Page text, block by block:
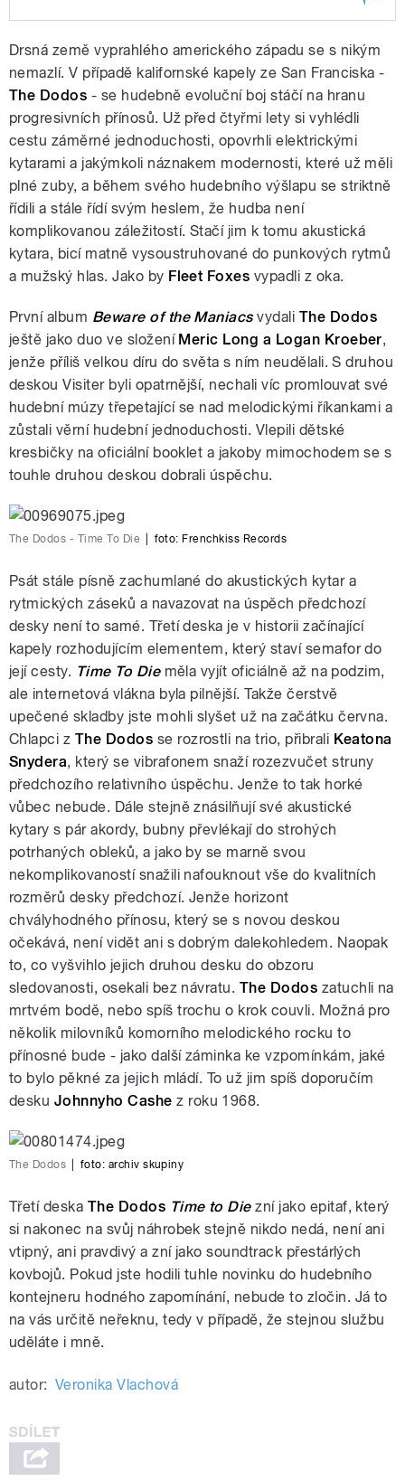
pause
Drsná země vyprahlého amerického západu se s nikým
nemazlí. V případě kalifornské kapely ze San Franciska -
The Dodos - se hudebně evoluční boj stáčí na hranu
progresivních přínosů. Už před čtyřmi lety si vyhlédli
cestu záměrné jednoduchosti, opovrhli elektrickými
kytarami a jakýmkoli náznakem modernosti, které už měli
plné zuby, a během svého hudebního výšlapu se striktně
řídili a stále řídí svým heslem, že hudba není
komplikovanou záležitostí. Stačí jim k tomu akustická
kytara, bicí matně vysoustruhované do punkových rytmů
a mužský hlas. Jako by Fleet Foxes vypadli z oka.
První album Beware of the Maniacsvydali The Dodos
ještě jako duo ve složení Meric Long a Logan Kroeber,
jenže příliš velkou díru do světa s ním neudělali. S druhou
deskou Visiter byli opatrnější, nechali víc promlouvat své
hudební múzy třepetající se nad melodickými říkankami a
zůstali věrní hudební jednoduchosti. Vlepili dětské
kresbičky na oficiální booklet a jakoby mimochodem se s
touhle druhou deskou dobrali úspěchu.
The Dodos - Time To Die foto: Frenchkiss Records
Psát stále písně zachumlané do akustických kytar a
rytmických záseků a navazovat na úspěch předchozí
desky není to samé. Třetí deska je v historii začínající
kapely rozhodujícím elementem, který staví semafor do
její cesty. Time To Dieměla vyjít oficiálně až na podzim,
ale internetová vlákna byla pilnější. Takže čerstvě
upečené skladby jste mohli slyšet už na začátku června.
Chlapci z The Dodos se rozrostli na trio, přibrali Keatona
Snydera, který se vibrafonem snaží rozezvučet struny
předchozího relativního úspěchu. Jenže to tak horké
vůbec nebude. Dále stejně znásilňují své akustické
kytary s pár akordy, bubny převlékají do strohých
potrhaných obleků, a jako by se marně svou
nekomplikovaností snažili nafouknout vše do kvalitních
rozměrů desky předchozí. Jenže horizont
chvályhodného přínosu, který se s novou deskou
očekává, není vidět ani s dobrým dalekohledem. Naopak
to, co vyšvihlo jejich druhou desku do obzoru
sledovanosti, osekali bez návratu. The Dodos zatuchli na
mrtvém bodě, nebo spíš trochu o krok couvli. Možná pro
několik milovníků komorního melodického rocku to
přínosné bude - jako další záminka ke vzpomínkám, jaké
to bylo pěkné za jejich mládí. To už jim spíš doporučím
desku Johnnyho Cashe z roku 1968.
The Dodos foto: archiv skupiny
Třetí deska The Dodos Time to Diezní jako epitaf, který
si nakonec na svůj náhrobek stejně nikdo nedá, není ani
vtipný, ani pravdivý a zní jako soundtrack přestárlých
kovbojů. Pokud jste hodili tuhle novinku do hudebního
kontejneru hodného zapomínání, nebude to zločin. Já to
na vás určitě neřeknu, tedy v případě, že stejnou službu
uděláte i mně.
autor: Veronika Vlachová